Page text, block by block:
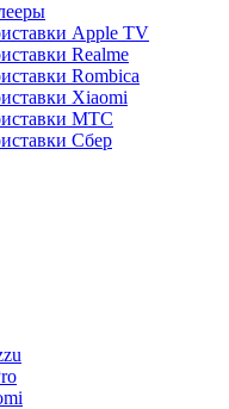
Apple TV
Realme
Rombica
Xiaomi
МТС
Сбер